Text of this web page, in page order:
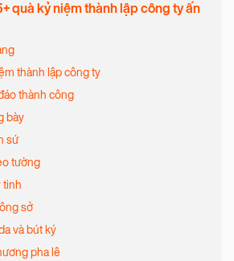
quà kỷ niệm thành lập công ty ấn
thành lập công ty
thành công
bày
sứ
tường
tinh
sở
và bút ký
pha lê